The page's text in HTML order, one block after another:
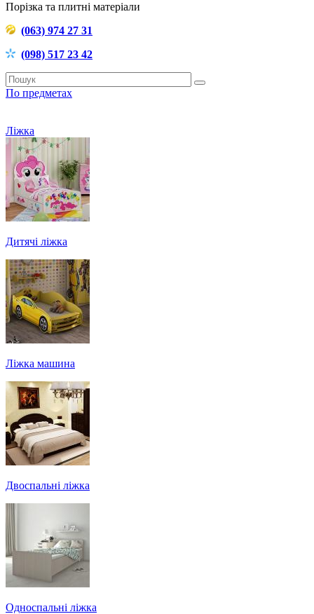
Порізка та плитні матеріали
(063) 974 27 31
(098) 517 23 42
По предметах
Ліжка
Дитячі ліжка
Ліжка машина
Двоспальні ліжка
Односпальні ліжка